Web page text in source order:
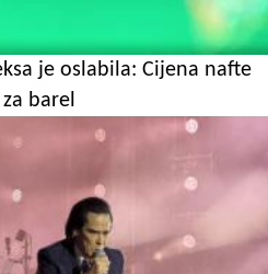
je oslabila: Cijena nafte
barel